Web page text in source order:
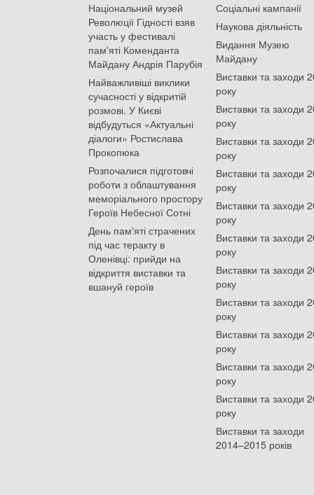
Національний музей
Революції Гідності взяв
участь у фестивалі
пам'яті Коменданта
Майдану Андрія Парубія
Найважливіші виклики
сучасності у відкритій
розмові. У Києві
відбудуться «Актуальні
діалоги» Ростислава
Прокопюка
Розпочалися підготовчі
роботи з облаштування
меморіального простору
Героїв Небесної Сотні
День памʼяті страчених
під час теракту в
Оленівці: прийди на
відкриття виставки та
вшануй героїв
Соціальні кампанії
Наукова діяльність
Видання Музею
Майдану
Виставки та заходи
року
Виставки та заходи
року
Виставки та заходи
року
Виставки та заходи
року
Виставки та заходи
року
Виставки та заходи
року
Виставки та заходи
року
Виставки та заходи
року
Виставки та заходи
року
Виставки та заходи
року
Виставки та заходи
року
Виставки та заходи
2014–2015 років